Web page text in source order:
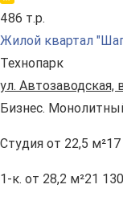
486 т.р.
Жилой квартал
Технопарк
ул. Автозаводская,
Бизнес.
Студия от 22,5 м²
1-к. от 28,2 м²21